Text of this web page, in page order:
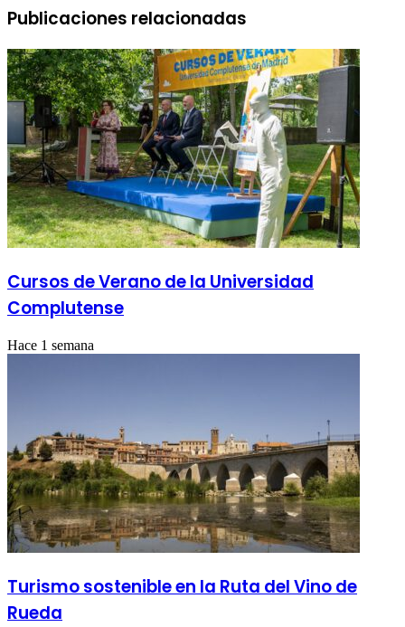
Publicaciones relacionadas
Cursos de Verano de la Universidad
Complutense
Hace 1 semana
Turismo sostenible en la Ruta del Vino de
Rueda